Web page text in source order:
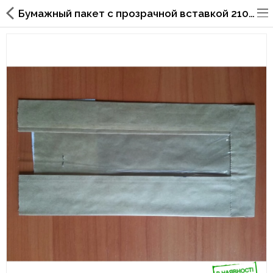
Бумажный пакет с прозрачной вставкой 210х100х50/40 мм 68
Упаковка для фаст
фуда,пиццерий,ресторанов
Стаканы, крышки, держатели,
трубочки
Упаковка для суши
Бумажные пакеты и уголки
изделий